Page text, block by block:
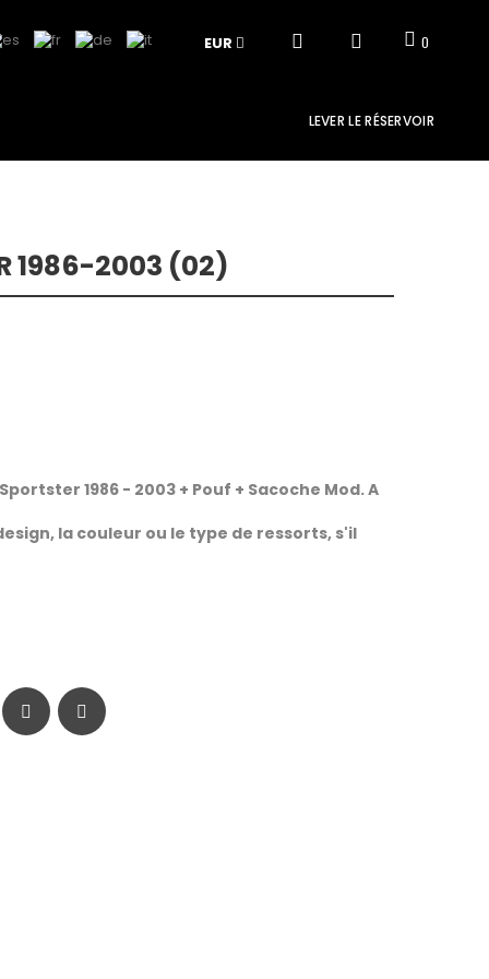
EUR 0
LEVER LE RÉSERVOIR
1986-2003 (02)
1986 - 2003 + Pouf + Sacoche Mod. A
la couleur ou le type de ressorts, s'il